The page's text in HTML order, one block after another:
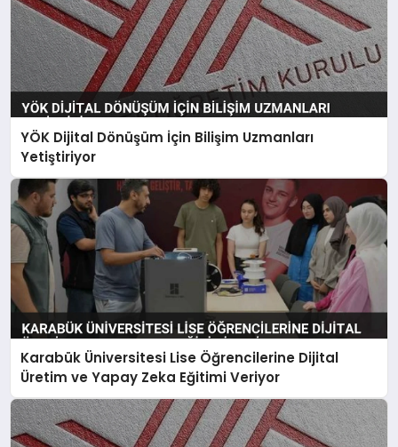
YÖK Dijital Dönüşüm İçin Bilişim Uzmanları
Yetiştiriyor
Karabük Üniversitesi Lise Öğrencilerine Dijital
Üretim ve Yapay Zeka Eğitimi Veriyor